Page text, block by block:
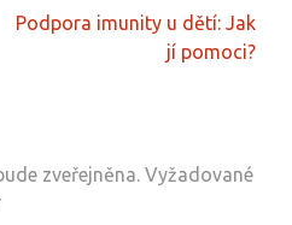
Podpora imunity u dětí: Jak
jí pomoci?
zveřejněna. Vyžadované